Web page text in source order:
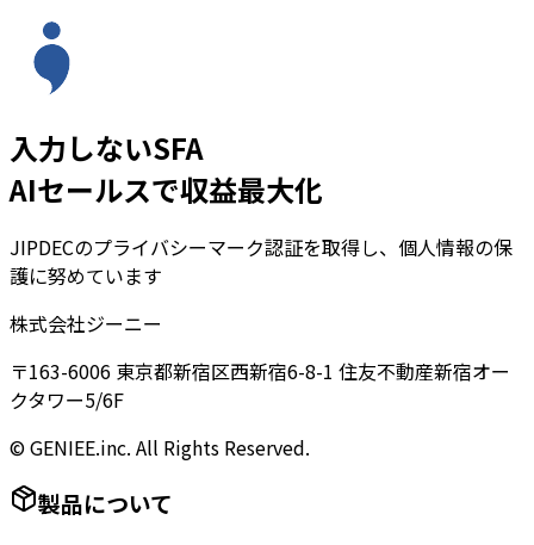
入力しないSFA
AIセールスで収益最大化
JIPDECのプライバシーマーク認証を取得し、個人情報の保
護に努めています
株式会社ジーニー
〒163-6006 東京都新宿区西新宿6-8-1 住友不動産新宿オー
クタワー5/6F
© GENIEE.inc. All Rights Reserved.
製品について